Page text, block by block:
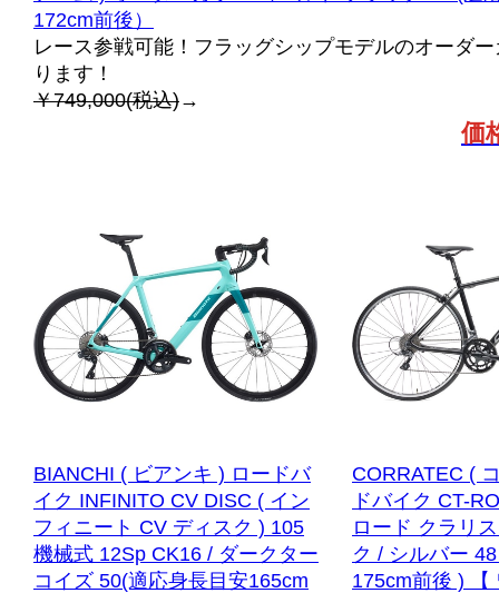
172cm前後）
レース参戦可能！フラッグシップモデルのオーダ
ります！
￥749,000(税込)→
価
BIANCHI ( ビアンキ ) ロードバ
イク INFINITO CV DISC ( イン
フィニート CV ディスク ) 105
機械式 12Sp CK16 / ダークター
コイズ 50(適応身長目安165cm
CORRATEC (
ドバイク CT-
ロード クラリ
ク / シルバー
175cm前後 ) 【